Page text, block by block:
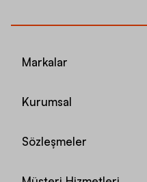
Markalar
Kurumsal
Sözleşmeler